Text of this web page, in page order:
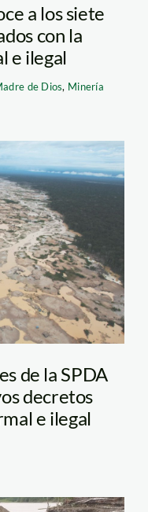
a los siete
con la
e ilegal
de Dios, Minería
de la SPDA
decretos
e ilegal